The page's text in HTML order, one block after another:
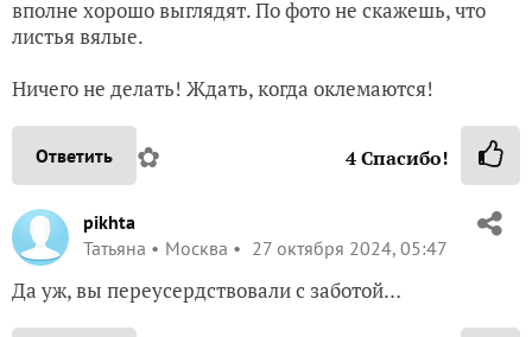
вполне хорошо выглядят. По фото не скажешь, что
листья вялые.
Ничего не делать! Ждать, когда оклемаются!
Ответить ✿ 4Спасибо!
pikhta
Татьяна
Москва 27 октября 2024, 05:47
Да уж, вы переусердствовали с заботой…